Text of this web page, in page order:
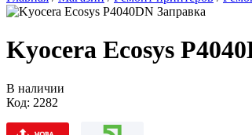
Kyocera Ecosys
В наличии
Код: 2282